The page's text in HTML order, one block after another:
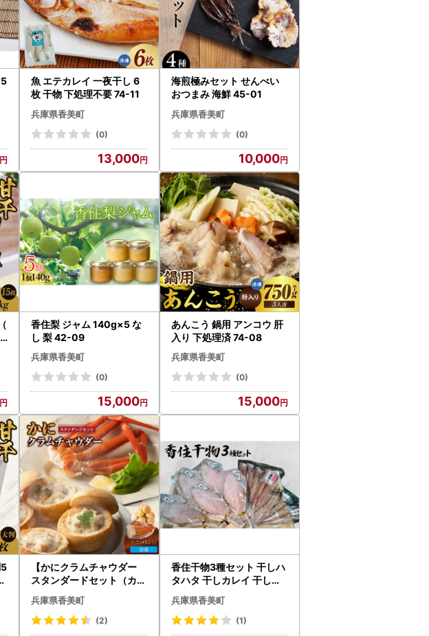
魚 エテカレイ 一夜干し 6
枚 干物 下処理不要 74-11
兵庫県香美町
(0)
13,000
海煎極みセット せんべい
おつまみ 海鮮 45-01
兵庫県香美町
(0)
10,000
香住梨 ジャム 140g×5 な
し 梨 42-09
兵庫県香美町
(0)
15,000
あんこう 鍋用 アンコウ 肝
入り 下処理済 74-08
兵庫県香美町
(0)
15,000
【かにクラムチャウダー
スタンダードセット（カニ
・パン付）】クラムチャウ
ダー 蟹 35-02
兵庫県香美町
(2)
香住干物3種セット 干しハ
タハタ 干しカレイ 干しニ
ギス 冷凍 04-01
兵庫県香美町
(1)